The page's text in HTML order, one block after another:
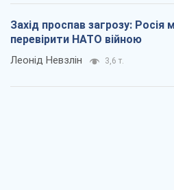
Захід проспав загрозу: Росія
перевірити НАТО війною
Леонід Невзлін 3,6 т.